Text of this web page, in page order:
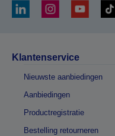
Klantenservice
Nieuwste aanbiedingen
Aanbiedingen
Productregistratie
Bestelling retourneren